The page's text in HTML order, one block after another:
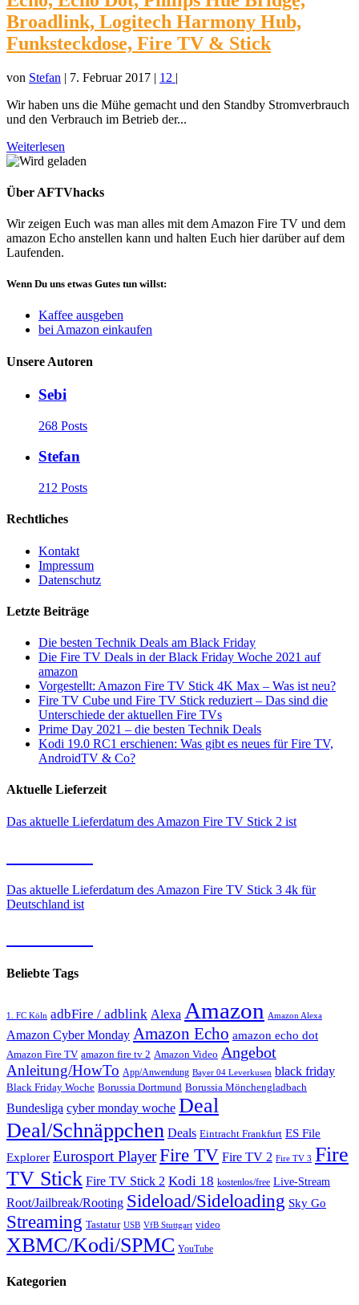
Broadlink, Logitech Harmony Hub,
Funksteckdose, Fire TV & Stick
von Stefan | 7. Februar 2017 | 12 |
Wir haben uns die Mühe gemacht und den Standby Stromverbrauch
und den Verbrauch im Betrieb der...
Weiterlesen
Über AFTVhacks
Wir zeigen Euch was man alles mit dem Amazon Fire TV und dem
amazon Echo anstellen kann und halten Euch hier darüber auf dem
Laufenden.
Wenn Du uns etwas Gutes tun willst:
Kaffee ausgeben
bei Amazon einkaufen
Unsere Autoren
Sebi
268 Posts
Stefan
212 Posts
Rechtliches
Kontakt
Impressum
Datenschutz
Letzte Beiträge
Die besten Technik Deals am Black Friday
Die Fire TV Deals in der Black Friday Woche 2021 auf
amazon
Vorgestellt: Amazon Fire TV Stick 4K Max – Was ist neu?
Fire TV Cube und Fire TV Stick reduziert – Das sind die
Unterschiede der aktuellen Fire TVs
Prime Day 2021 – die besten Technik Deals
Kodi 19.0 RC1 erschienen: Was gibt es neues für Fire TV,
AndroidTV & Co?
Aktuelle Lieferzeit
Das aktuelle Lieferdatum des Amazon Fire TV Stick 2 ist
Das aktuelle Lieferdatum des Amazon Fire TV Stick 3 4k für
Deutschland ist
Beliebte Tags
1. FC Köln adbFire / adblink Alexa Amazon Amazon Alexa
Amazon Cyber Monday Amazon Echo amazon echo dot
Amazon Fire TV amazon fire tv 2 Amazon Video Angebot
Anleitung/HowTo App/Anwendung Bayer 04 Leverkusen black friday
Black Friday Woche Borussia Dortmund Borussia Mönchengladbach
Bundesliga cyber monday woche Deal
Deal/Schnäppchen Deals Eintracht Frankfurt ES File
Explorer Eurosport PlayerFire TV Fire TV 2 Fire TV 3 Fire
TV Stick Fire TV Stick 2 Kodi 18 kostenlos/free Live-Stream
Root/Jailbreak/Rooting Sideload/Sideloading Sky Go
Streaming Tastatur USB VfB Stuttgart video
XBMC/Kodi/SPMC YouTube
Kategorien